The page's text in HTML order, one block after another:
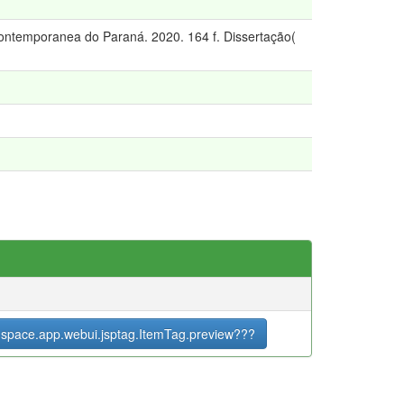
do Paraná. 2020. 164 f. Dissertação(